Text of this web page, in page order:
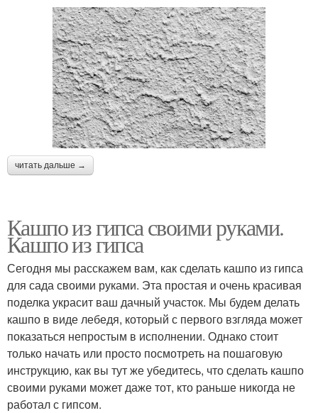
читать дальше →
Кашпо из гипса своими руками.
Кашпо из гипса
Сегодня мы расскажем вам, как сделать кашпо из гипса
для сада своими руками. Эта простая и очень красивая
поделка украсит ваш дачный участок. Мы будем делать
кашпо в виде лебедя, который с первого взгляда может
показаться непростым в исполнении. Однако стоит
только начать или просто посмотреть на пошаговую
инструкцию, как вы тут же убедитесь, что сделать кашпо
своими руками может даже тот, кто раньше никогда не
работал с гипсом.